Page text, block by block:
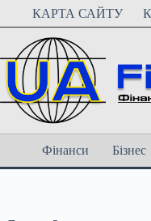
ПерейтиКАРТА САЙТУ
Фінанси Бізнес